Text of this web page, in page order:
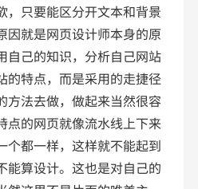
，只要能区分开文本和背景
因就是网页设计师本身的原
自己的知识，分析自己网站
的特点，而是采用的走捷径
方法去做，做起来当然很容
点的网页就像流水线上下来
个都一样，这样就不能起到
能算设计。这也是对自己的